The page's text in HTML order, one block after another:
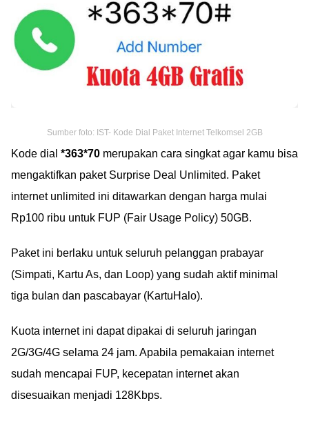
Sumber foto: IST- Kode Dial Paket Internet Telkomsel 2GB
Kode dial *363*70 merupakan cara singkat agar kamu bisa
mengaktifkan paket Surprise Deal Unlimited. Paket
internet unlimited ini ditawarkan dengan harga mulai
Rp100 ribu untuk FUP (Fair Usage Policy) 50GB.
Paket ini berlaku untuk seluruh pelanggan prabayar
(Simpati, Kartu As, dan Loop) yang sudah aktif minimal
tiga bulan dan pascabayar (KartuHalo).
Kuota internet ini dapat dipakai di seluruh jaringan
2G/3G/4G selama 24 jam. Apabila pemakaian internet
sudah mencapai FUP, kecepatan internet akan
disesuaikan menjadi 128Kbps.